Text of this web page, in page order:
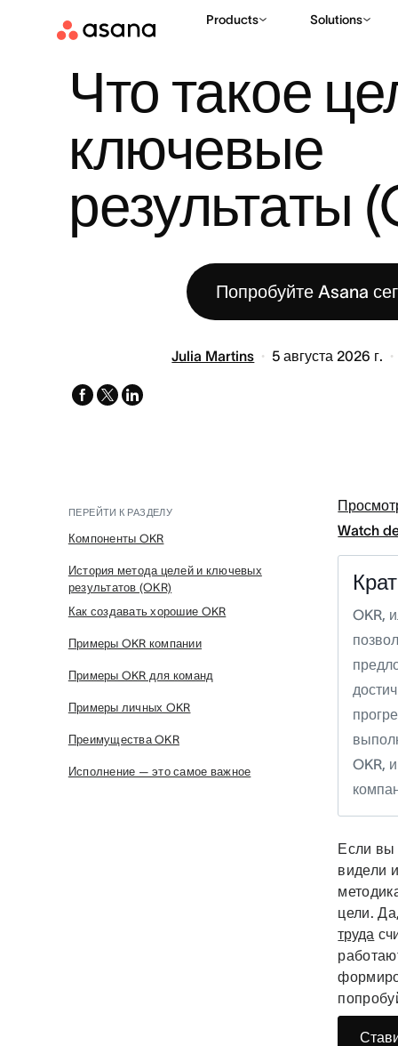
Products Solutions
Что такое
ключевые
результаты
Попробуйте Asana
Julia Martins 5 августа 2026 г.
facebook
x-
linkedin
ПЕРЕЙТИ К РАЗДЕЛУ
Компоненты OKR
История метода целей и ключевых
результатов (OKR)
Как создавать хорошие OKR
Примеры OKR компании
Примеры OKR для команд
Примеры личных OKR
Преимущества OKR
Исполнение — это самое важное
Watch
OKR,
OKR,
Если вы
видели
цели.
труда